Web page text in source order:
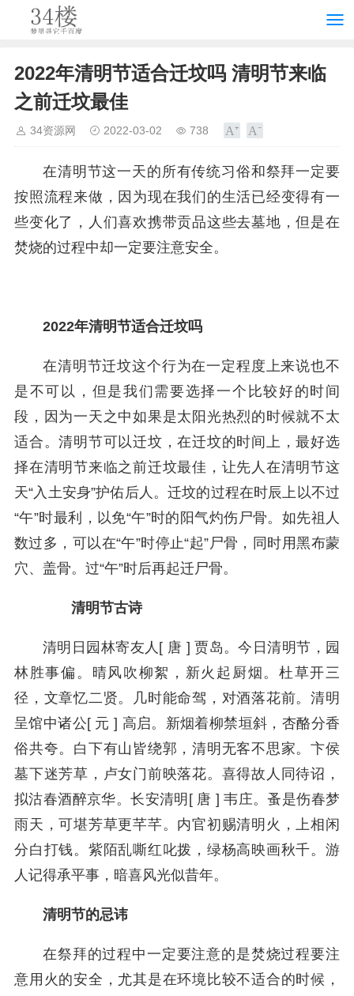
2022年清明节适合迁坟吗 清明节来临
之前迁坟最佳
34资源网 2022-03-02 738
在清明节这一天的所有传统习俗和祭拜一定要
按照流程来做，因为现在我们的生活已经变得有一
些变化了，人们喜欢携带贡品这些去墓地，但是在
焚烧的过程中却一定要注意安全。
2022年清明节适合迁坟吗
在清明节迁坟这个行为在一定程度上来说也不
是不可以，但是我们需要选择一个比较好的时间
段，因为一天之中如果是太阳光热烈的时候就不太
适合。清明节可以迁坟，在迁坟的时间上，最好选
择在清明节来临之前迁坟最佳，让先人在清明节这
天“入土安身”护佑后人。迁坟的过程在时辰上以不过
“午”时最利，以免“午”时的阳气灼伤尸骨。如先祖人
数过多，可以在“午”时停止“起”尸骨，同时用黑布蒙
穴、盖骨。过“午”时后再起迁尸骨。
清明节古诗
清明日园林寄友人[ 唐 ] 贾岛。今日清明节，园
林胜事偏。晴风吹柳絮，新火起厨烟。杜草开三
径，文章忆二贤。几时能命驾，对酒落花前。清明
呈馆中诸公[ 元 ] 高启。新烟着柳禁垣斜，杏酪分香
俗共夸。白下有山皆绕郭，清明无客不思家。卞侯
墓下迷芳草，卢女门前映落花。喜得故人同待诏，
拟沽春酒醉京华。长安清明[ 唐 ] 韦庄。蚤是伤春梦
雨天，可堪芳草更芊芊。内官初赐清明火，上相闲
分白打钱。紫陌乱嘶红叱拨，绿杨高映画秋千。游
人记得承平事，暗喜风光似昔年。
清明节的忌讳
在祭拜的过程中一定要注意的是焚烧过程要注
意用火的安全，尤其是在环境比较不适合的时候，